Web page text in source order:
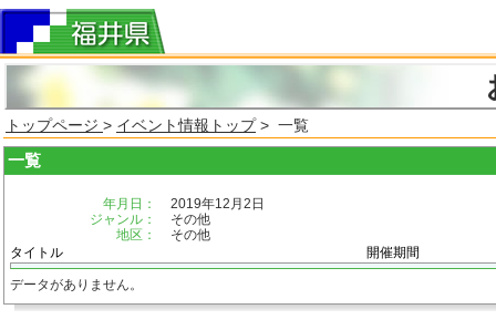
トップページ > イベント情報トップ> 一覧
一覧
年月日：
2019年12月2日
ジャンル：
その他
地区：
その他
タイトル
開催期間
データがありません。